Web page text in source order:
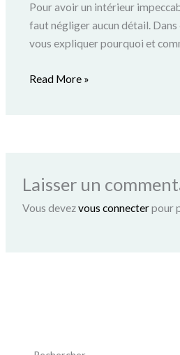
Pour avoir un intérieur
faut négliger aucun détail.
vous expliquer pourquoi et
Read More »
Laisser un
Vous devezvous connecterpour